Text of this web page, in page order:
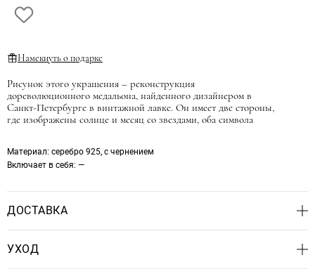
Намекнуть о подарке
Рисунок этого украшения – реконструкция
дореволюционного медальона, найденного дизайнером в
Санкт-Петербурге в винтажной лавке. Он имеет две стороны,
где изображены солнце и месяц со звездами, оба символа
Длина цепочки: 55 см
Материал: серебро 925, с чернением
Включает в себя: —
ДОСТАВКА
Доступны самовывоз в Петербурге и отправка службой СДЭК
до двери или пункта выдачи по России.
УХОД